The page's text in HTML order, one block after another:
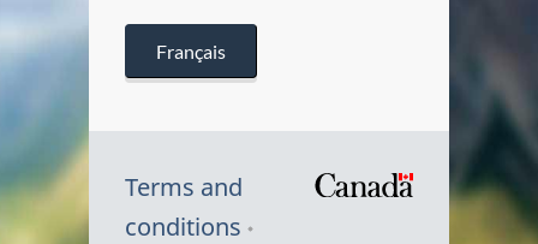
Français
Terms and
conditions